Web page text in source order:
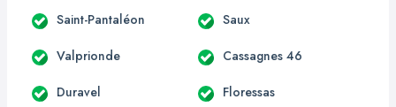
Saint-Pantaléon Saux
Valprionde Cassagnes 46
Duravel Floressas